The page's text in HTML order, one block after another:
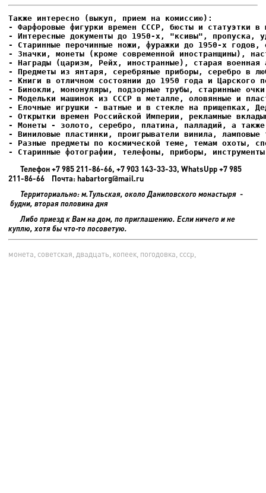
- Фарфоровые фигурки времен СССР, бюсты и статуэтки в
- Интересные документы до 1950-х, "ксивы", пропуска,
- Елочные игрушки - ватные и в стекле на прищепках,
- Старинные фотографии, телефоны, приборы,
Телефон +7 985 211-86-66, +7 903 143-33-33, WhatsUpp +7 985
211-86-66 Почта: habartorg@mail.ru
Территориально: м.Тульская, около Даниловского монастыря -
будни, вторая половина дня
Либо приезд к Вам на дом, по приглашению. Если ничего и не
куплю, хотя бы что-то посоветую.
монета, советская, двадцать, копеек, погодовка, ссср,